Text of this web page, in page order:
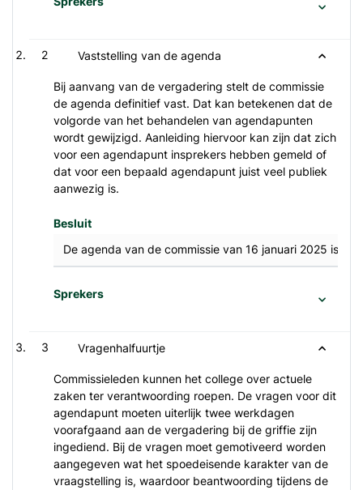
2 Vaststelling van de agenda
Bij aanvang van de vergadering stelt de commissie
de agenda definitief vast. Dat kan betekenen dat de
volgorde van het behandelen van agendapunten
wordt gewijzigd. Aanleiding hiervoor kan zijn dat zich
voor een agendapunt insprekers hebben gemeld of
dat voor een bepaald agendapunt juist veel publiek
aanwezig is.
Besluit
De agenda van de commissie van 16 januari 2025 is
Sprekers
3 Vragenhalfuurtje
Commissieleden kunnen het college over actuele
zaken ter verantwoording roepen. De vragen voor dit
agendapunt moeten uiterlijk twee werkdagen
voorafgaand aan de vergadering bij de griffie zijn
ingediend. Bij de vragen moet gemotiveerd worden
aangegeven wat het spoedeisende karakter van de
vraagstelling is, waardoor beantwoording tijdens de